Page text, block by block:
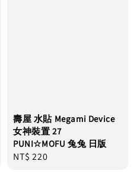
壽屋 水貼 Megami Device
女神裝置 27
PUNI☆MOFU 兔兔 日版
Regular
NT$ 220